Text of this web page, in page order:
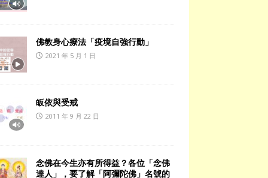
佛教身心療法「疫境自強行動」
2021 年 5 月 1 日
皈依與受戒
2011 年 9 月 22 日
念佛在今生亦有所得益？各位「念佛
達人」，要了解「阿彌陀佛」名號的